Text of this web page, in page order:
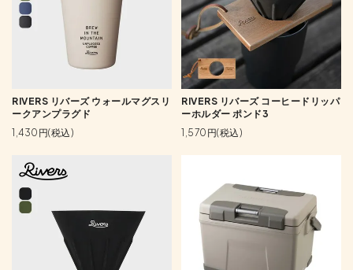
RIVERS リバーズ ウォールマグスリ
ークアンプラグド
1,430円(税込)
RIVERS リバーズ コーヒードリッパ
ーホルダー ポンド3
1,570円(税込)